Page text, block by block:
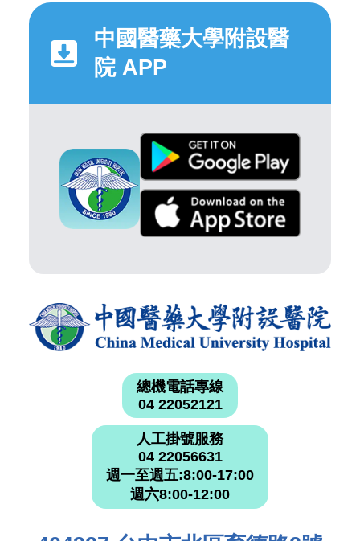
中國醫藥大學附設醫
院 APP
總機電話專線
04 22052121
人工掛號服務
04 22056631
週一至週五:8:00-17:00
週六8:00-12:00